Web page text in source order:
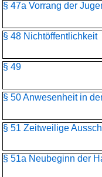
§ 47a Vorrang der
§ 48 Nichtöffentlichkeit
§ 49
§ 50 Anwesenheit in
§ 51 Zeitweilige
§ 51a Neubeginn der